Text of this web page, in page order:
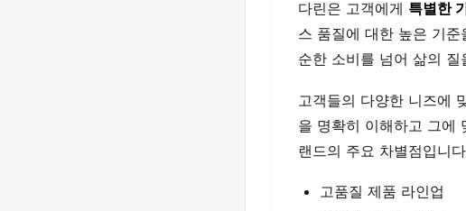
다린은 고객에게 특별한
스 품질에 대한 높은 기
순한 소비를 넘어 삶의
고객들의 다양한 니즈에
을 명확히 이해하고 그에
랜드의 주요 차별점입니
고품질 제품 라인업